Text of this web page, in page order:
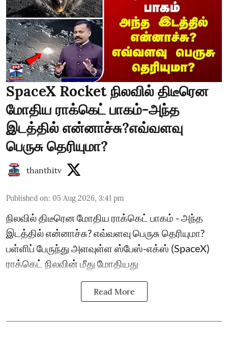
SpaceX Rocket நிலவில் திடீரென
மோதிய ராக்கெட் பாகம்-அந்த
இடத்தில் என்னாச்சு?எவ்வளவு
பெருசு தெரியுமா?
thanthitv
Published on: 05 Aug 2026, 3:41 pm
நிலவில் திடீரென மோதிய ராக்கெட் பாகம் - அந்த
இடத்தில் என்னாச்சு? எவ்வளவு பெருசு தெரியுமா?
பள்ளிப் பேருந்து அளவுள்ள ஸ்பேஸ்-எக்ஸ் (SpaceX)
ராக்கெட் நிலவின் மீது மோதியது
Read More